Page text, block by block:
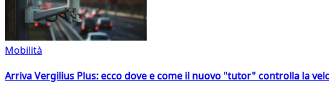
Mobilità
Arriva Vergilius Plus: ecco dove e come il nuovo "tutor" controlla la